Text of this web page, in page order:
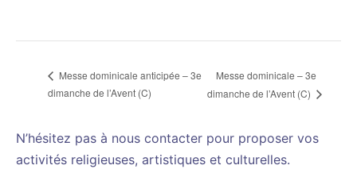
Messe dominicale anticipée – 3e
dimanche de l’Avent (C)
Messe dominicale – 3e
dimanche de l’Avent (C)
N’hésitez pas à nous contacter pour proposer vos
activités religieuses, artistiques et culturelles.